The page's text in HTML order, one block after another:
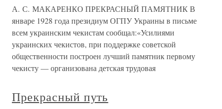
А. С. МАКАРЕНКО ПРЕКРАСНЫЙ ПАМЯТНИК В
январе 1928 года президиум ОГПУ Украины в письме
всем украинским чекистам сообщал:«Усилиями
украинских чекистов, при поддержке советской
общественности построен лучший памятник первому
чекисту — организована детская трудовая
Прекрасный путь